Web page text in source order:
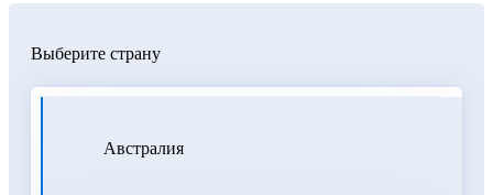
Выберите страну
Австралия